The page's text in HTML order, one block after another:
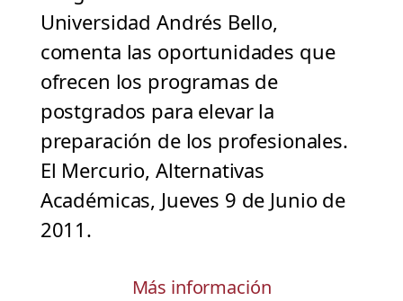
Universidad Andrés Bello,
comenta las oportunidades que
ofrecen los programas de
postgrados para elevar la
preparación de los profesionales.
El Mercurio, Alternativas
Académicas, Jueves 9 de Junio de
2011.
Más información